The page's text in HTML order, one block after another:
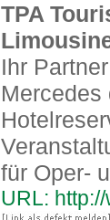
TPA
Ihr
für Oper-
URL: